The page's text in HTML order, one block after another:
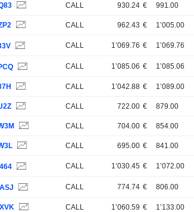
CALL 930.24 € 991.00
CALL 962.43 € 1’005.00
CALL 1’069.76 € 1’069.76
CALL 1’085.06 € 1’085.06
CALL 1’042.88 € 1’089.00
CALL 722.00 € 879.00
CALL 704.00 € 854.00
CALL 695.00 € 841.00
CALL 1’030.45 € 1’072.00
CALL 774.74 € 806.00
CALL 1’060.59 € 1’133.00